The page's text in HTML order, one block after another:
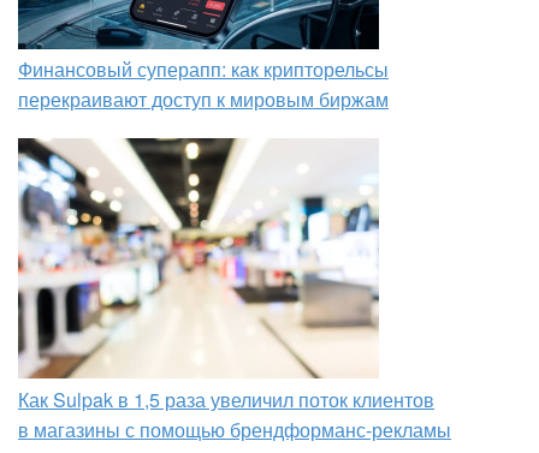
Финансовый суперапп: как крипторельсы
перекраивают доступ к мировым биржам
Как Sulpak в 1,5 раза увеличил поток клиентов
в магазины с помощью брендформанс-рекламы